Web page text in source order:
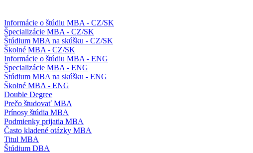
Informácie o štúdiu MBA - CZ/SK
Špecializácie MBA - CZ/SK
Štúdium MBA na skúšku - CZ/SK
Školné MBA - CZ/SK
Informácie o štúdiu MBA - ENG
Špecializácie MBA - ENG
Štúdium MBA na skúšku - ENG
Školné MBA - ENG
Double Degree
Prečo študovať MBA
Prínosy štúdia MBA
Podmienky prijatia MBA
Často kladené otázky MBA
Titul MBA
Štúdium DBA